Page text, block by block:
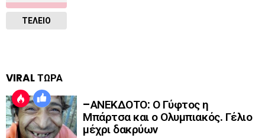
ΤΕΛΕΙΟ
VIRAL ΤΩΡΑ
–ΑΝΕΚΔΟΤΟ: Ο Γύφτος η
Μπάρτσα και ο Ολυμπιακός. Γέλιο
μέχρι δακρύων